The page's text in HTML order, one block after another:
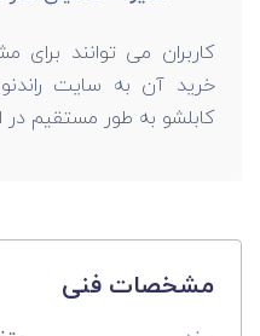
کاربران می توانند
خرید آن به سایت
کابلشو به طور مستقیم در
مشخصات فنی